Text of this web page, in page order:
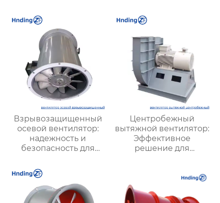
решения для очистки
воздуха и повышения
безопасности
промышленных
котлов | Для котлов с
Взрывозащищенный
осевой вентилятор:
надежность и
безопасность для
Центробежный
вытяжной вентилятор:
Эффективное
решение для